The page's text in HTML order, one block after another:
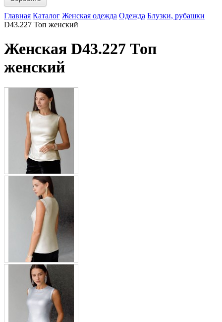
Главная Каталог Женская одежда Одежда Блузки, рубашки
D43.227 Топ женский
Женская D43.227 Топ
женский